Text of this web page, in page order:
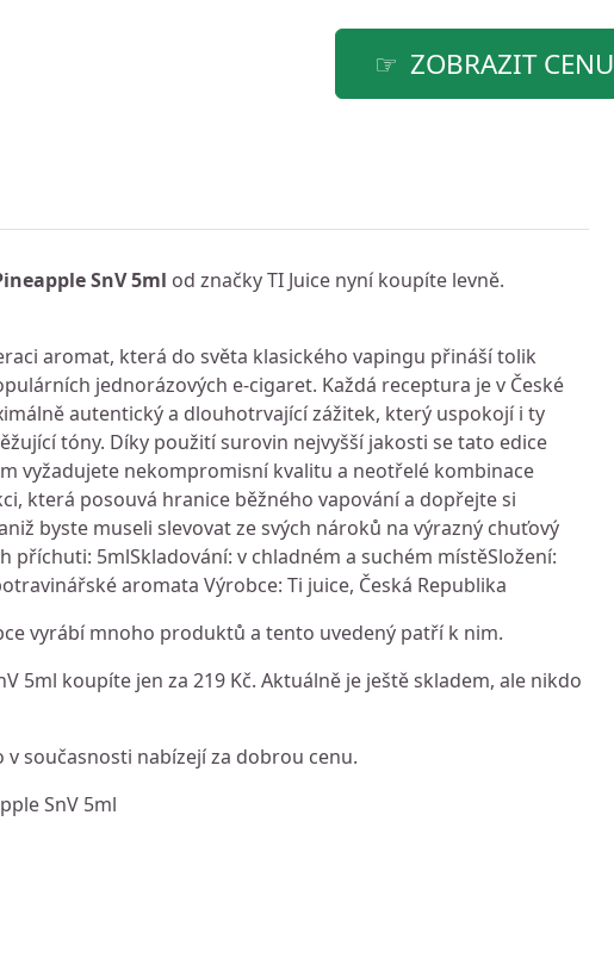
ZOBRAZIT CENU
SnV 5ml od značky TI Juice nyní koupíte levně.
aromat, která do světa klasického vapingu přináší tolik
jednorázových e-cigaret. Každá receptura je v České
autentický a dlouhotrvající zážitek, který uspokojí i ty
tóny. Díky použití surovin nejvyšší jakosti se tato edice
vyžadujete nekompromisní kvalitu a neotřelé kombinace
která posouvá hranice běžného vapování a dopřejte si
byste museli slevovat ze svých nároků na výrazný chuťový
příchuti: 5mlSkladování: v chladném a suchém místěSložení:
aromata Výrobce: Ti juice, Česká Republika
vyrábí mnoho produktů a tento uvedený patří k nim.
5ml koupíte jen za 219 Kč. Aktuálně je ještě skladem, ale nikdo
v současnosti nabízejí za dobrou cenu.
SnV 5ml